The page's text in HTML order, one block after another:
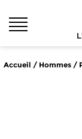
Accueil / Hommes /